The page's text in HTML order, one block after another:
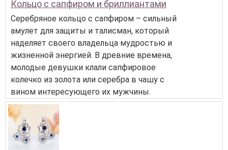
Кольцо с сапфиром и бриллиантами
Серебряное кольцо с сапфиром – сильный
амулет для защиты и талисман, который
наделяет своего владельца мудростью и
жизненной энергией. В древние времена,
молодые девушки клали сапфировое
колечко из золота или серебра в чашу с
вином интересующего их мужчины.